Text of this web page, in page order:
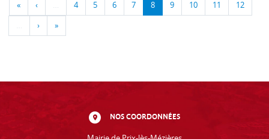
« ‹ … 4 5 6 7 8 9 10 11 12
… › »
NOS COORDONNÉES